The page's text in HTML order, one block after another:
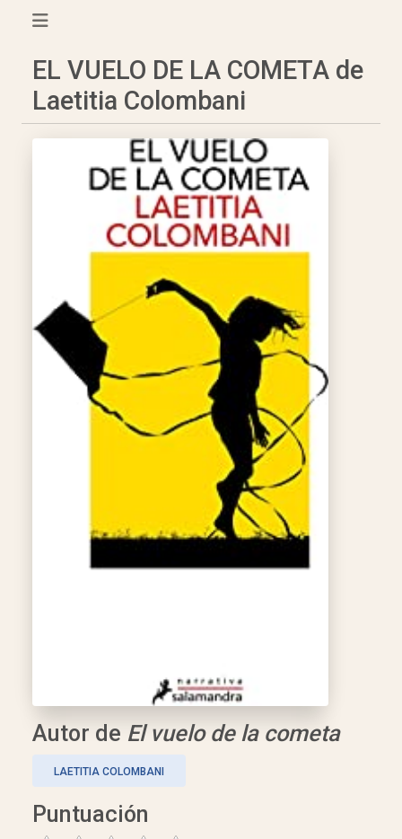
EL VUELO DE LA COMETA de
Laetitia Colombani
Autor de El vuelo de la cometa
LAETITIA COLOMBANI
Puntuación